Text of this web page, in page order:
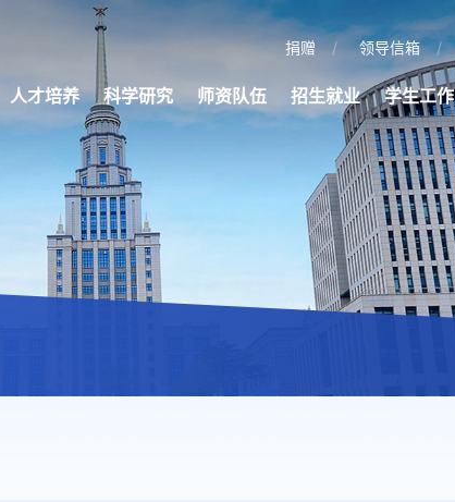
捐赠 领导信箱
人才培养 科学研究 师资队伍 招生就业 学生工作